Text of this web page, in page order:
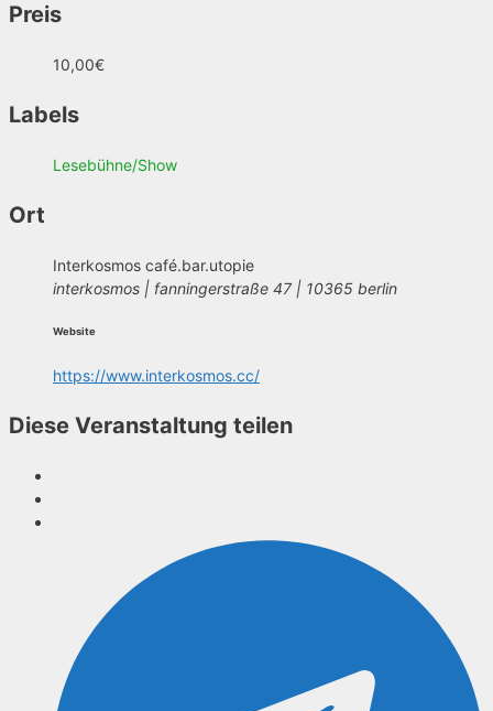
Preis
10,00€
Labels
Lesebühne/Show
Ort
Interkosmos café.bar.utopie
interkosmos | fanningerstraße 47 | 10365 berlin
Website
https://www.interkosmos.cc/
Diese Veranstaltung teilen